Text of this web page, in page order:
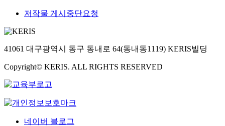
저작물 게시중단요청
41061 대구광역시 동구 동내로 64(동내동1119) KERIS빌딩
Copyright© KERIS. ALL RIGHTS RESERVED
네이버 블로그